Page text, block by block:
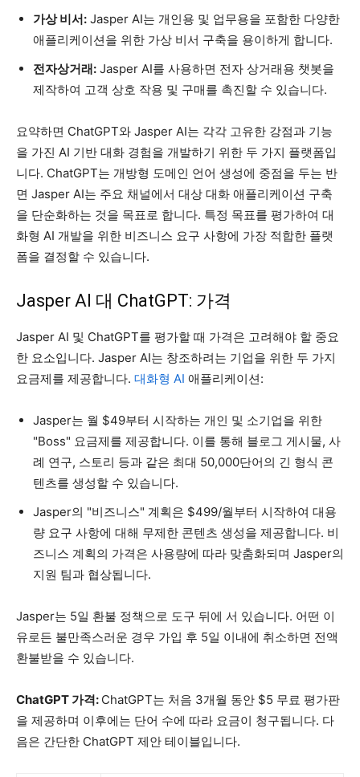
가상 비서: Jasper AI는 개인용 및 업무용을 포함한 다양한
애플리케이션을 위한 가상 비서 구축을 용이하게 합니다.
전자상거래: Jasper AI를 사용하면 전자 상거래용 챗봇을
제작하여 고객 상호 작용 및 구매를 촉진할 수 있습니다.
요약하면 ChatGPT와 Jasper AI는 각각 고유한 강점과 기능
을 가진 AI 기반 대화 경험을 개발하기 위한 두 가지 플랫폼입
니다. ChatGPT는 개방형 도메인 언어 생성에 중점을 두는 반
면 Jasper AI는 주요 채널에서 대상 대화 애플리케이션 구축
을 단순화하는 것을 목표로 합니다. 특정 목표를 평가하여 대
화형 AI 개발을 위한 비즈니스 요구 사항에 가장 적합한 플랫
폼을 결정할 수 있습니다.
Jasper AI 대 ChatGPT: 가격
Jasper AI 및 ChatGPT를 평가할 때 가격은 고려해야 할 중요
한 요소입니다. Jasper AI는 창조하려는 기업을 위한 두 가지
요금제를 제공합니다. 대화형 AI 애플리케이션:
Jasper는 월 $49부터 시작하는 개인 및 소기업을 위한
"Boss" 요금제를 제공합니다. 이를 통해 블로그 게시물, 사
례 연구, 스토리 등과 같은 최대 50,000단어의 긴 형식 콘
텐츠를 생성할 수 있습니다.
Jasper의 "비즈니스" 계획은 $499/월부터 시작하여 대용
량 요구 사항에 대해 무제한 콘텐츠 생성을 제공합니다. 비
즈니스 계획의 가격은 사용량에 따라 맞춤화되며 Jasper의
지원 팀과 협상됩니다.
Jasper는 5일 환불 정책으로 도구 뒤에 서 있습니다. 어떤 이
유로든 불만족스러운 경우 가입 후 5일 이내에 취소하면 전액
환불받을 수 있습니다.
ChatGPT 가격: ChatGPT는 처음 3개월 동안 $5 무료 평가판
을 제공하며 이후에는 단어 수에 따라 요금이 청구됩니다. 다
음은 간단한 ChatGPT 제안 테이블입니다.